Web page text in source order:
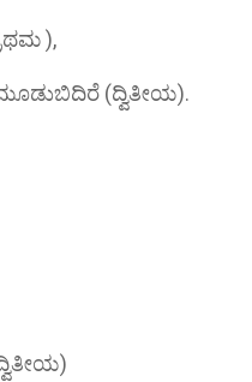
),
(ದ್ವಿತೀಯ).